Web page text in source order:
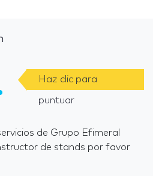
Haz clic para
puntuar
de Grupo Efimeral
de stands por favor